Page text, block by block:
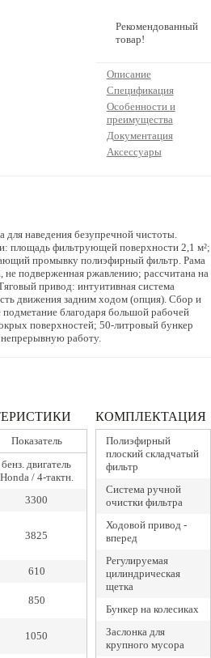
Рекомендованный
товар!
Описание
Спецификация
Особенности и
преимущества
Документация
Аксессуары
наведения безупречной чистоты.
площадь фильтрующей поверхности 2,1 м²;
промывку полиэфирный фильтр. Рама
не подверженная ржавлению; рассчитана на
привод: интуитивная система
движения задним ходом (опция). Сбор и
благодаря большой рабочей
поверхностей; 50-литровый бункер
работу.
Показатель
бенз. двигатель
Honda / 4-тактн.
3300
3825
610
850
1050
КОМПЛЕКТАЦИЯ
Полиэфирный
плоский складчатый
фильтр
Система ручной
очистки фильтра
Ходовой привод -
вперед
Регулируемая
цилиндрическая
щетка
Бункер на колесиках
Заслонка для
крупного мусора